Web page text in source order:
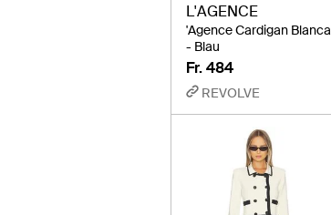
L'AGENCE
'Agence Cardigan Blanca
- Blau
Fr. 484
REVOLVE